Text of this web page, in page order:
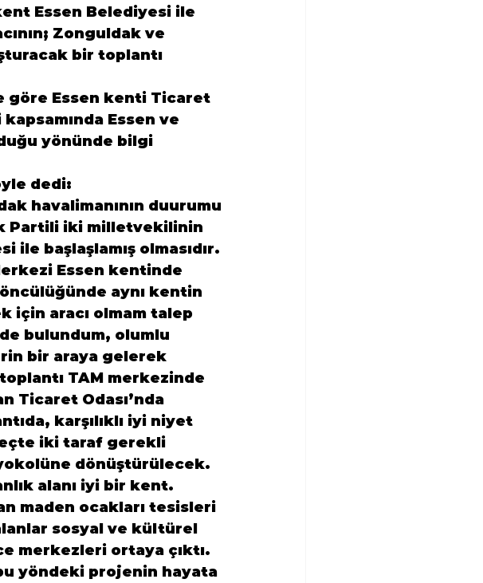
Essen Belediyesi ile
Zonguldak ve
bir toplantı
göre Essen kenti Ticaret
Essen ve
yönünde bilgi
dedi:
havalimanının duurumu
Partili iki milletvekilinin
ile başlaşlamış olmasıdır.
Essen kentinde
aynı kentin
için aracı olmam talep
bulundum, olumlu
bir araya gelerek
TAM merkezinde
Ticaret Odası’nda
karşılıklı iyi niyet
iki taraf gerekli
dönüştürülecek.
alanı iyi bir kent.
maden ocakları tesisleri
sosyal ve kültürel
merkezleri ortaya çıktı.
yöndeki projenin hayata